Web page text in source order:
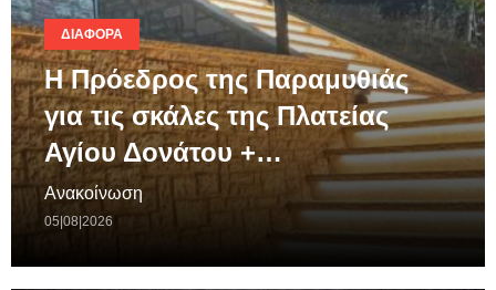
ΔΙΆΦΟΡΑ
Η Πρόεδρος της Παραμυθιάς
για τις σκάλες της Πλατείας
Αγίου Δονάτου +…
Ανακοίνωση
05|08|2026